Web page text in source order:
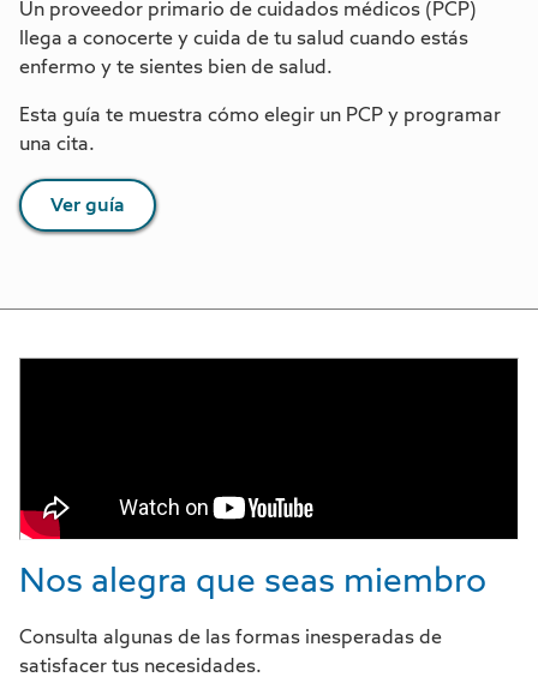
Un proveedor primario de cuidados médicos (PCP)
llega a conocerte y cuida de tu salud cuando estás
enfermo y te sientes bien de salud.
Esta guía te muestra cómo elegir un PCP y programar
una cita.
Ver guía
Nos alegra que seas miembro
Consulta algunas de las formas inesperadas de
satisfacer tus necesidades.